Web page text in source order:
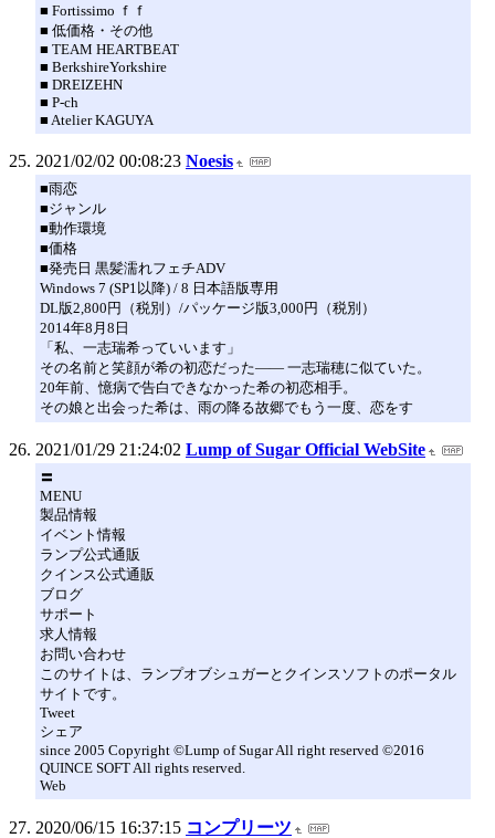
■ Fortissimo ｆｆ
■ 低価格・その他
■ TEAM HEARTBEAT
■ BerkshireYorkshire
■ DREIZEHN
■ P-ch
■ Atelier KAGUYA
2021/02/02 00:08:23 Noesis
■雨恋
■ジャンル
■動作環境
■価格
■発売日 黒髪濡れフェチADV
Windows 7 (SP1以降) / 8 日本語版専用
DL版2,800円（税別）/パッケージ版3,000円（税別）
2014年8月8日
「私、一志瑞希っていいます」
その名前と笑顔が希の初恋だった―― 一志瑞穂に似ていた。
20年前、憶病で告白できなかった希の初恋相手。
その娘と出会った希は、雨の降る故郷でもう一度、恋をす
2021/01/29 21:24:02 Lump of Sugar Official WebSite
〓
MENU
製品情報
イベント情報
ランプ公式通販
クインス公式通販
ブログ
サポート
求人情報
お問い合わせ
このサイトは、ランプオブシュガーとクインスソフトのポータル
サイトです。
Tweet
シェア
since 2005 Copyright ©Lump of Sugar All right reserved ©2016
QUINCE SOFT All rights reserved.
Web
2020/06/15 16:37:15 コンプリーツ